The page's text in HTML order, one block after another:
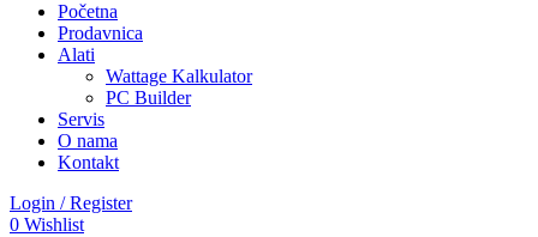
Početna
Prodavnica
Alati
Wattage Kalkulator
PC Builder
Servis
O nama
Kontakt
Login / Register
0 Wishlist